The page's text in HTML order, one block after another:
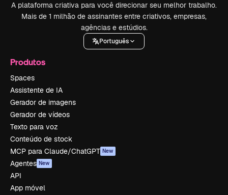
A plataforma criativa para você direcionar seu melhor trabalho.
Mais de 1 milhão de assinantes entre criativos, empresas,
agências e estúdios.
Português
Produtos
Spaces
Assistente de IA
Gerador de imagens
Gerador de vídeos
Texto para voz
Conteúdo de stock
MCP para Claude/ChatGPT New
Agentes New
API
App móvel